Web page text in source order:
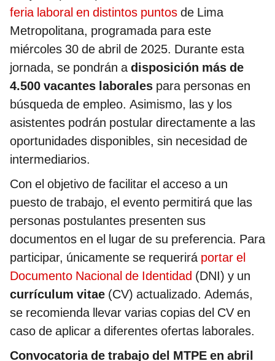
feria laboral en distintos puntos de Lima
Metropolitana, programada para este
miércoles 30 de abril de 2025. Durante esta
jornada, se pondrán a disposición más de
4.500 vacantes laborales para personas en
búsqueda de empleo. Asimismo, las y los
asistentes podrán postular directamente a las
oportunidades disponibles, sin necesidad de
intermediarios.
Con el objetivo de facilitar el acceso a un
puesto de trabajo, el evento permitirá que las
personas postulantes presenten sus
documentos en el lugar de su preferencia. Para
participar, únicamente se requerirá portar el
Documento Nacional de Identidad (DNI) y un
currículum vitae (CV) actualizado. Además,
se recomienda llevar varias copias del CV en
caso de aplicar a diferentes ofertas laborales.
Convocatoria de trabajo del MTPE en abril